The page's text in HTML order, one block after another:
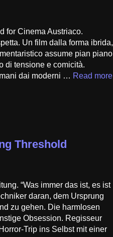
for Cinema Austriaco.
Un film dalla forma ibrida,
assume pian piano
di tensione e comicità.
dai moderni … Read more
Threshold
“Was immer das ist, es ist
daran, dem Ursprung
zu gehen. Die harmlosen
Obsession. Regisseur
Trip ins Selbst mit einer